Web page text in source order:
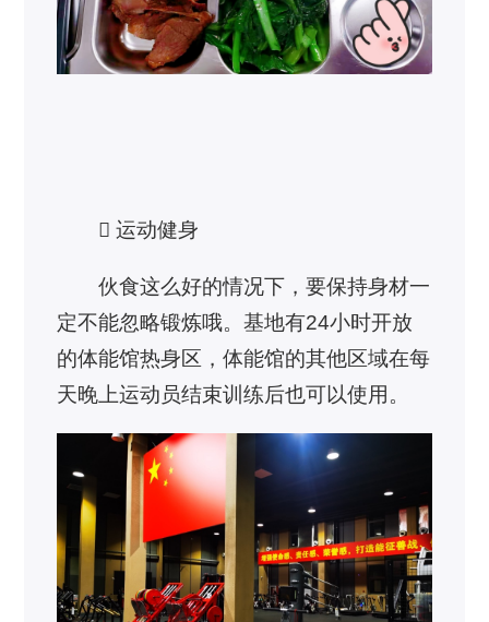
 运动健身
伙食这么好的情况下，要保持身材一
定不能忽略锻炼哦。基地有24小时开放
的体能馆热身区，体能馆的其他区域在每
天晚上运动员结束训练后也可以使用。